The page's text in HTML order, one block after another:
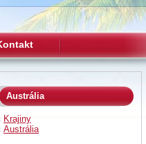
Austrália
Krajiny
Austrália